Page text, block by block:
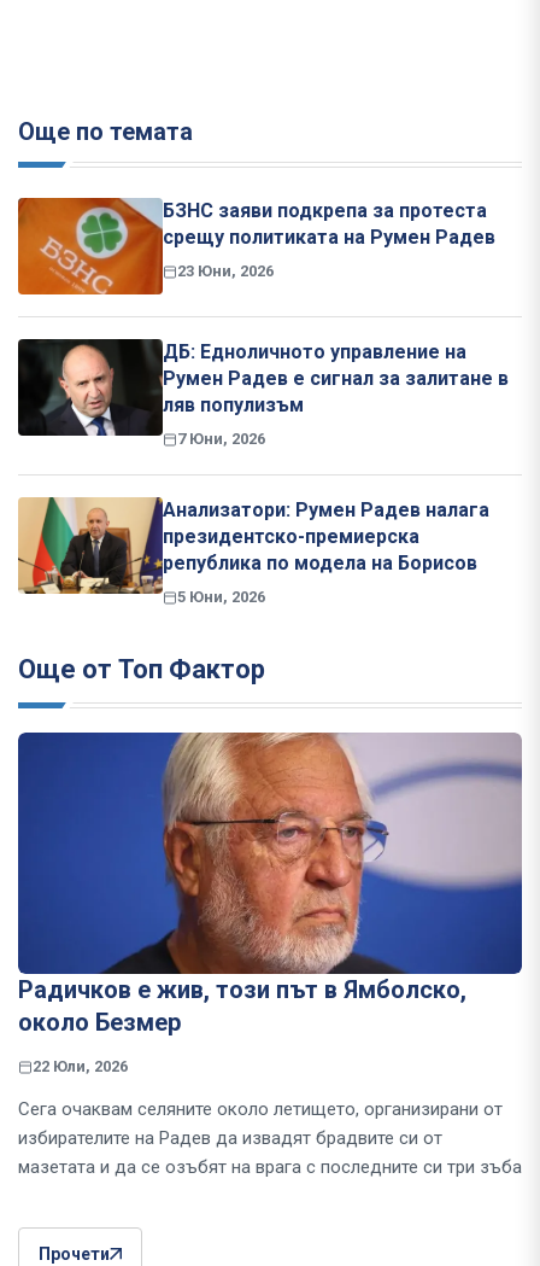
Още по темата
БЗНС заяви подкрепа за протеста
срещу политиката на Румен Радев
23 Юни, 2026
ДБ: Едноличното управление на
Румен Радев е сигнал за залитане в
ляв популизъм
7 Юни, 2026
Анализатори: Румен Радев налага
президентско-премиерска
република по модела на Борисов
5 Юни, 2026
Още от Топ Фактор
Радичков е жив, този път в Ямболско,
около Безмер
22 Юли, 2026
Сега очаквам селяните около летището, организирани от
избирателите на Радев да извадят брадвите си от
мазетата и да се озъбят на врага с последните си три зъба
Прочети